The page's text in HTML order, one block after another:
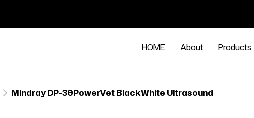
HOME About Products
Mindray DP-30PowerVet BlackWhite Ultrasound